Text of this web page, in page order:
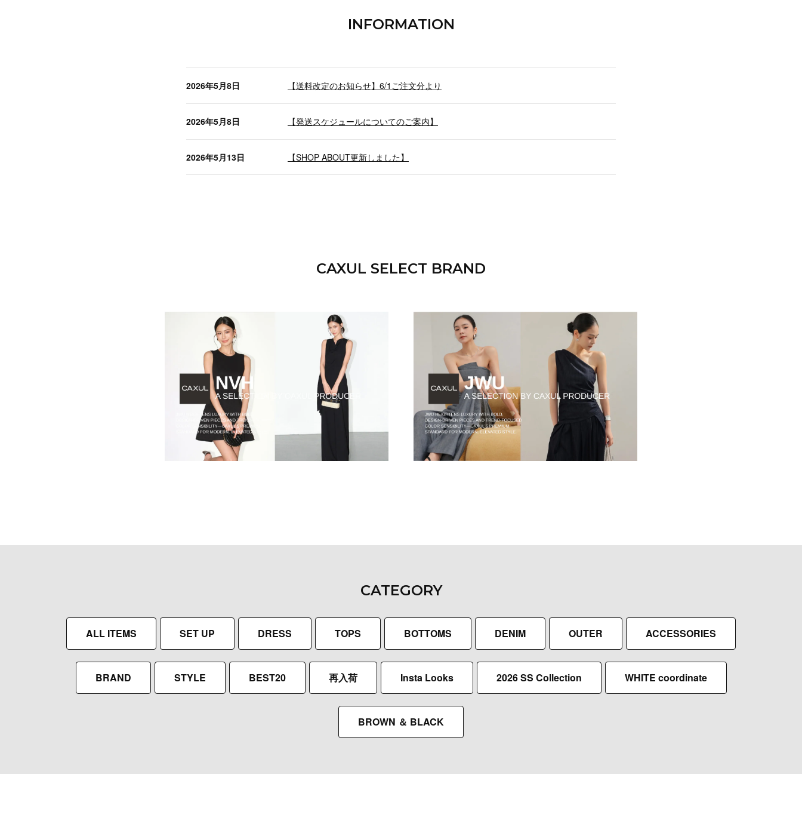
INFORMATION
2026年5月8日 【送料改定のお知らせ】6/1ご注文分より
2026年5月8日 【発送スケジュールについてのご案内】
2026年5月13日 【SHOP ABOUT更新しました】
CAXUL SELECT BRAND
CATEGORY
ALL ITEMS SET UP DRESS TOPS BOTTOMS DENIM OUTER ACCESSORIES
BRAND STYLE BEST20 再入荷 Insta Looks 2026 SS Collection WHITE coordinate
BROWN ＆ BLACK